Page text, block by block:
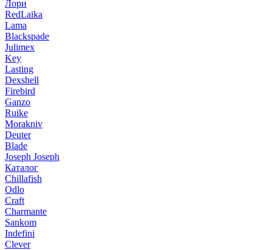
Лори
RedLaika
Lama
Blackspade
Julimex
Key
Lasting
Dexshell
Firebird
Ganzo
Ruike
Morakniv
Deuter
Blade
Joseph Joseph
Каталог
Chillafish
Odlo
Craft
Charmante
Sankom
Indefini
Clever